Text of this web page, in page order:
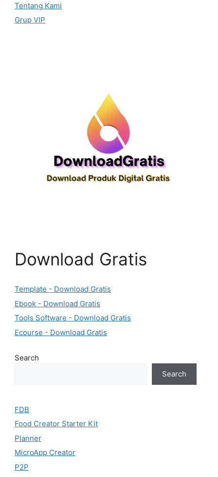
Tentang Kami
Grup VIP
Download Gratis
Template - Download Gratis
Ebook - Download Gratis
Tools Software - Download Gratis
Ecourse - Download Gratis
Search
Search
FDB
Food Creator Starter Kit
Planner
MicroApp Creator
P2P